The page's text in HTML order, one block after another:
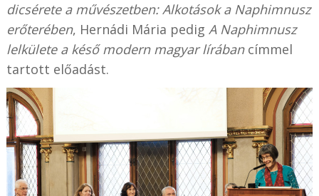
dicsérete a művészetben: Alkotások a Naphimnusz
erőterében, Hernádi Mária pedig A Naphimnusz
lelkülete a késő modern magyar lírábancímmel
tartott előadást.